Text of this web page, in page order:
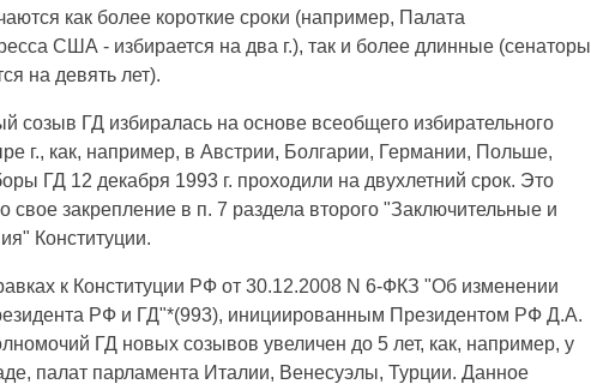
как более короткие сроки (например, Палата
США - избирается на два г.), так и более длинные (сенаторы
на девять лет).
созыв ГД избиралась на основе всеобщего избирательного
г., как, например, в Австрии, Болгарии, Германии, Польше,
ГД 12 декабря 1993 г. проходили на двухлетний срок. Это
свое закрепление в п. 7 раздела второго "Заключительные и
Конституции.
к Конституции РФ от 30.12.2008 N 6-ФКЗ "Об изменении
РФ и ГД"*(993), инициированным Президентом РФ Д.А.
ГД новых созывов увеличен до 5 лет, как, например, у
палат парламента Италии, Венесуэлы, Турции. Данное